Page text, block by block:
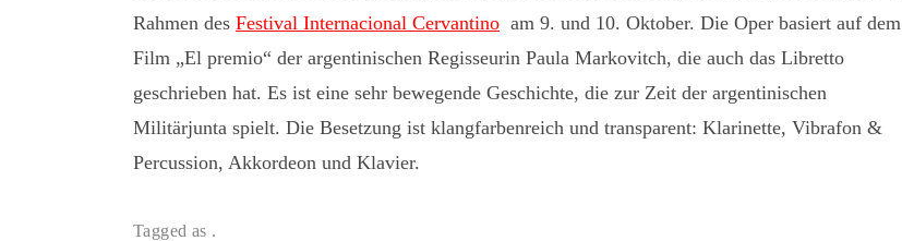
Rahmen des Festival Internacional Cervantino am 9. und 10. Oktober. Die Oper basiert auf dem
Film „El premio“ der argentinischen Regisseurin Paula Markovitch, die auch das Libretto
geschrieben hat. Es ist eine sehr bewegende Geschichte, die zur Zeit der argentinischen
Militärjunta spielt. Die Besetzung ist klangfarbenreich und transparent: Klarinette, Vibrafon &
Percussion, Akkordeon und Klavier.
Tagged as .